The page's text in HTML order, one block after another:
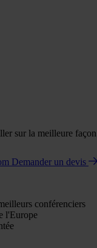
sur la meilleure
Demander un devis
conférenciers
l'Europe